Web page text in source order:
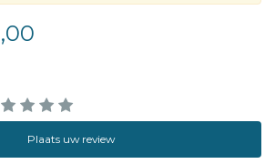
Plaats uw review